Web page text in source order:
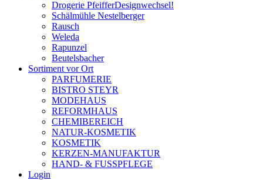
Drogerie PfeifferDesignwechsel!
Schälmühle Nestelberger
Rausch
Weleda
Rapunzel
Beutelsbacher
Sortiment vor Ort
PARFUMERIE
BISTRO STEYR
MODEHAUS
REFORMHAUS
CHEMIBEREICH
NATUR-KOSMETIK
KOSMETIK
KERZEN-MANUFAKTUR
HAND- & FUSSPFLEGE
Login